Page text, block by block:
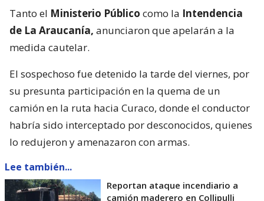
Tanto el Ministerio Público como la Intendencia
de La Araucanía, anunciaron que apelarán a la
medida cautelar.
El sospechoso fue detenido la tarde del viernes, por
su presunta participación en la quema de un
camión en la ruta hacia Curaco, donde el conductor
habría sido interceptado por desconocidos, quienes
lo redujeron y amenazaron con armas.
Lee también...
Reportan ataque incendiario a
camión maderero en Collipulli